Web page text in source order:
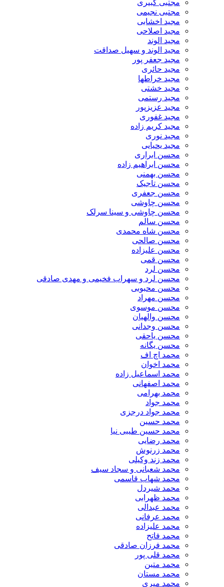
مجتبی کبیری
مجتبی نجیمی
مجید اخشابی
مجید اصلاحی
مجید الوند‎
مجید الوند و سهیل صداقت
مجید جعفر پور
مجید حائری
مجید خراطها
مجید خشتی
مجید رستمی
مجید عزیزپور
مجید غفوری
مجید کریم زاده
مجید نوری
مجید یحیایی
محسن ابراری
محسن ابراهیم زاده
محسن بهمنی
محسن تاجیک
محسن جعفری
محسن چاوشی
محسن چاوشی و سینا سرلک
محسن سالم
محسن شاه محمدی
محسن صالحی
محسن علیزاده
محسن قمی
محسن لرد
محسن لرد و سهراب فخیمی و مهدی صادقی
محسن محبوبی
محسن مهراد
محسن موسوی
محسن والهیان
محسن وجدانی
محسن یاحقی
محسن یگانه
محمد اچ اف
محمد اخوان
محمد اسماعیل زاده
محمد اصفهانی
محمد بهرامی
محمد جواد
محمد جواد درجزی
محمد حسین
محمد حسین طیبی نیا
محمد رضایی
محمد زرنوش
محمد زند وکیلی
محمد شعبانی و سجاد سیف
محمد شهاب قاسمی
​محمد شیردل
محمد ظهرابی
محمد عبدالی
محمد عرفانی
محمد علیزاده
محمد فاتح
محمد فرزان صادقی
محمد قلی پور
محمد متین
محمد مستان
محمد میری